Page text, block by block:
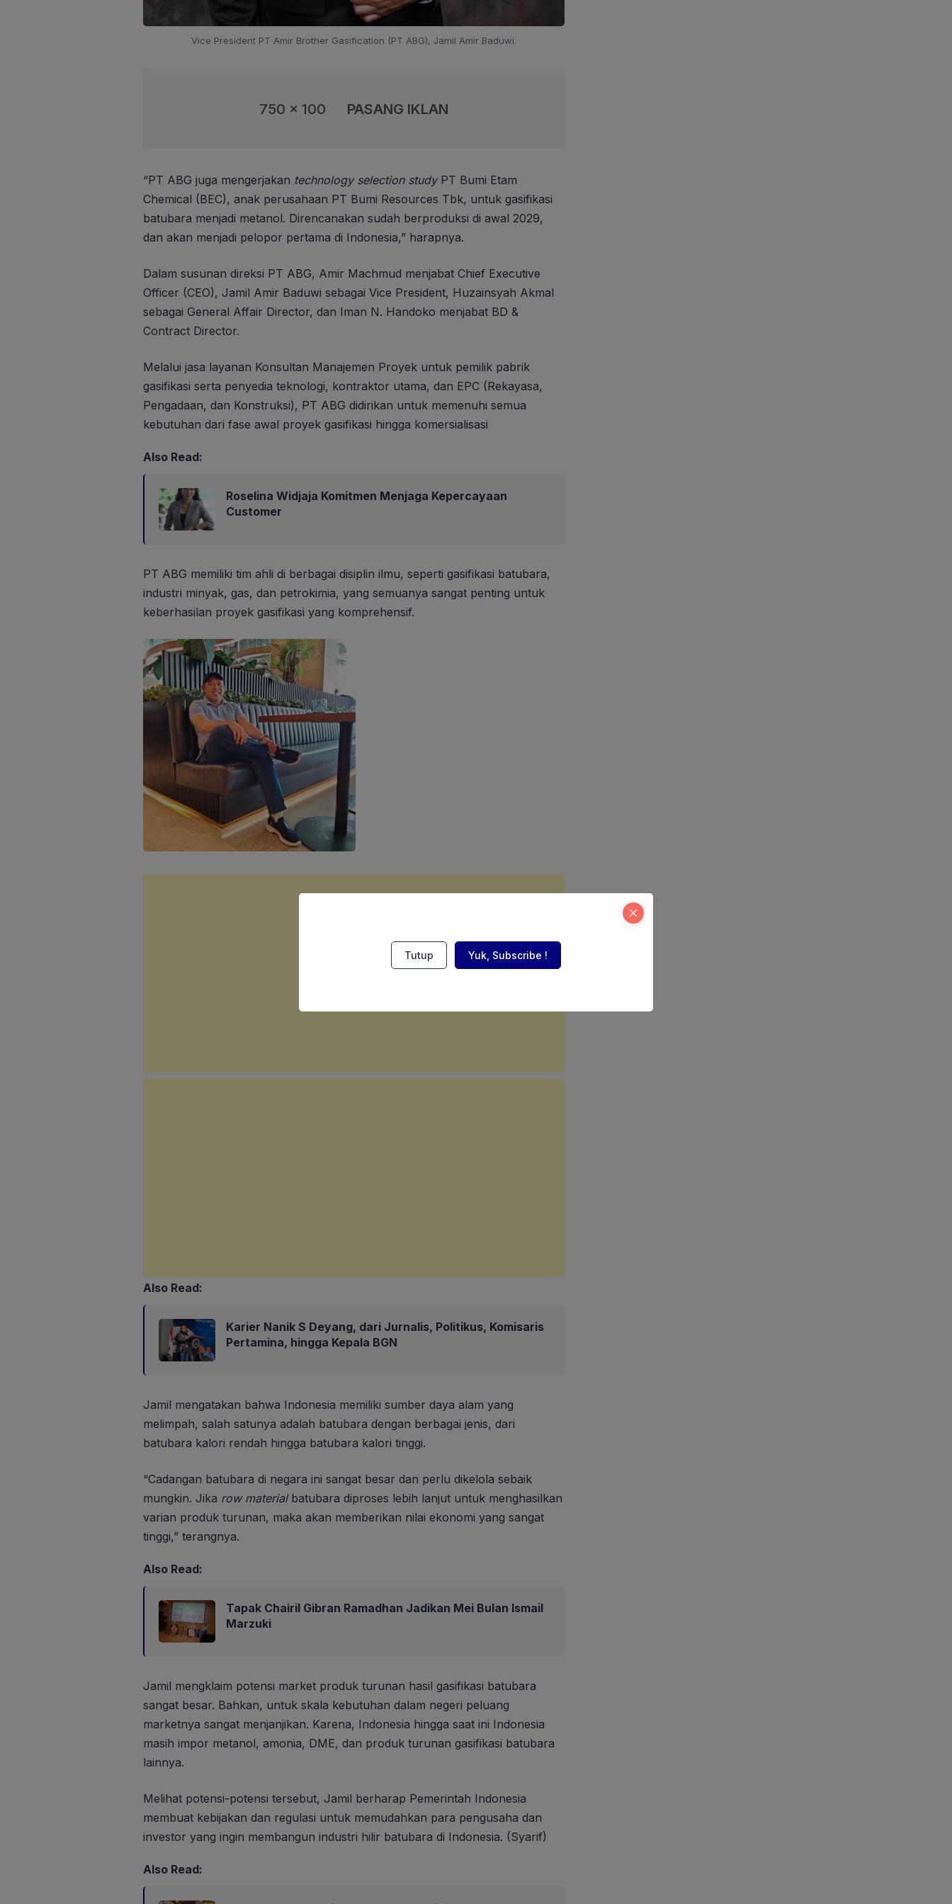
Vice President PT Amir Brother Gasification (PT ABG), Jamil Amir Baduwi.
750 x 100 PASANG IKLAN
“PT ABG juga mengerjakan technology selection studyPT Bumi Etam
Chemical (BEC), anak perusahaan PT Bumi Resources Tbk, untuk gasifikasi
batubara menjadi metanol. Direncanakan sudah berproduksi di awal 2029,
dan akan menjadi pelopor pertama di Indonesia,” harapnya.
Dalam susunan direksi PT ABG, Amir Machmud menjabat Chief Executive
Officer (CEO), Jamil Amir Baduwi sebagai Vice President, Huzainsyah Akmal
sebagai General Affair Director, dan Iman N. Handoko menjabat BD &
Contract Director.
Melalui jasa layanan Konsultan Manajemen Proyek untuk pemilik pabrik
gasifikasi serta penyedia teknologi, kontraktor utama, dan EPC (Rekayasa,
Pengadaan, dan Konstruksi), PT ABG didirikan untuk memenuhi semua
kebutuhan dari fase awal proyek gasifikasi hingga komersialisasi
Also Read:
Roselina Widjaja Komitmen Menjaga Kepercayaan
Customer
PT ABG memiliki tim ahli di berbagai disiplin ilmu, seperti gasifikasi batubara,
industri minyak, gas, dan petrokimia, yang semuanya sangat penting untuk
keberhasilan proyek gasifikasi yang komprehensif.
Also Read:
Karier Nanik S Deyang, dari Jurnalis, Politikus, Komisaris
Pertamina, hingga Kepala BGN
Jamil mengatakan bahwa Indonesia memiliki sumber daya alam yang
melimpah, salah satunya adalah batubara dengan berbagai jenis, dari
batubara kalori rendah hingga batubara kalori tinggi.
“Cadangan batubara di negara ini sangat besar dan perlu dikelola sebaik
mungkin. Jika row materialbatubara diproses lebih lanjut untuk menghasilkan
varian produk turunan, maka akan memberikan nilai ekonomi yang sangat
tinggi,” terangnya.
Also Read:
Tapak Chairil Gibran Ramadhan Jadikan Mei Bulan Ismail
Marzuki
Jamil mengklaim potensi market produk turunan hasil gasifikasi batubara
sangat besar. Bahkan, untuk skala kebutuhan dalam negeri peluang
marketnya sangat menjanjikan. Karena, Indonesia hingga saat ini Indonesia
masih impor metanol, amonia, DME, dan produk turunan gasifikasi batubara
lainnya.
Melihat potensi-potensi tersebut, Jamil berharap Pemerintah Indonesia
membuat kebijakan dan regulasi untuk memudahkan para pengusaha dan
investor yang ingin membangun industri hilir batubara di Indonesia. (Syarif)
Also Read:
Tutup Yuk, Subscribe !